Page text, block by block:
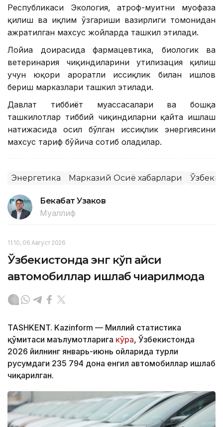
Республикаси Экология, атроф-муҳитни муҳофаза
қилиш ва иқлим ўзгариши вазирлиги томонидан
ажратилган махсус жойларда ташкил этилади.
Лойиҳа доирасида фармацевтика, биологик ва
ветеринария чиқиндиларини утилизация қилиш
учун юқори ҳароратли иссиқлик билан ишлов
бериш марказлари ташкил этилади.
Давлат тиббиёт муассасалари ва бошқа
ташкилотлар тиббий чиқиндиларни қайта ишлаш
натижасида ҳосил бўлган иссиқлик энергиясини
махсус тариф бўйича сотиб оладилар.
Энергетика Марказий Осиё хабарлари
Бекабат Узаков
Муаллиф
11:10, 06 Август 2026
Ўзбекистонда энг кўп қайси
автомобиллар ишлаб чиқарилмоқда
TASHKENT. Kazinform — Миллий статистика
қўмитаси маълумотларига кўра, Ўзбекистонда
2026 йилнинг январь-июнь ойларида турли
русумдаги 235 794 дона енгил автомобиллар ишлаб
чиқарилган.